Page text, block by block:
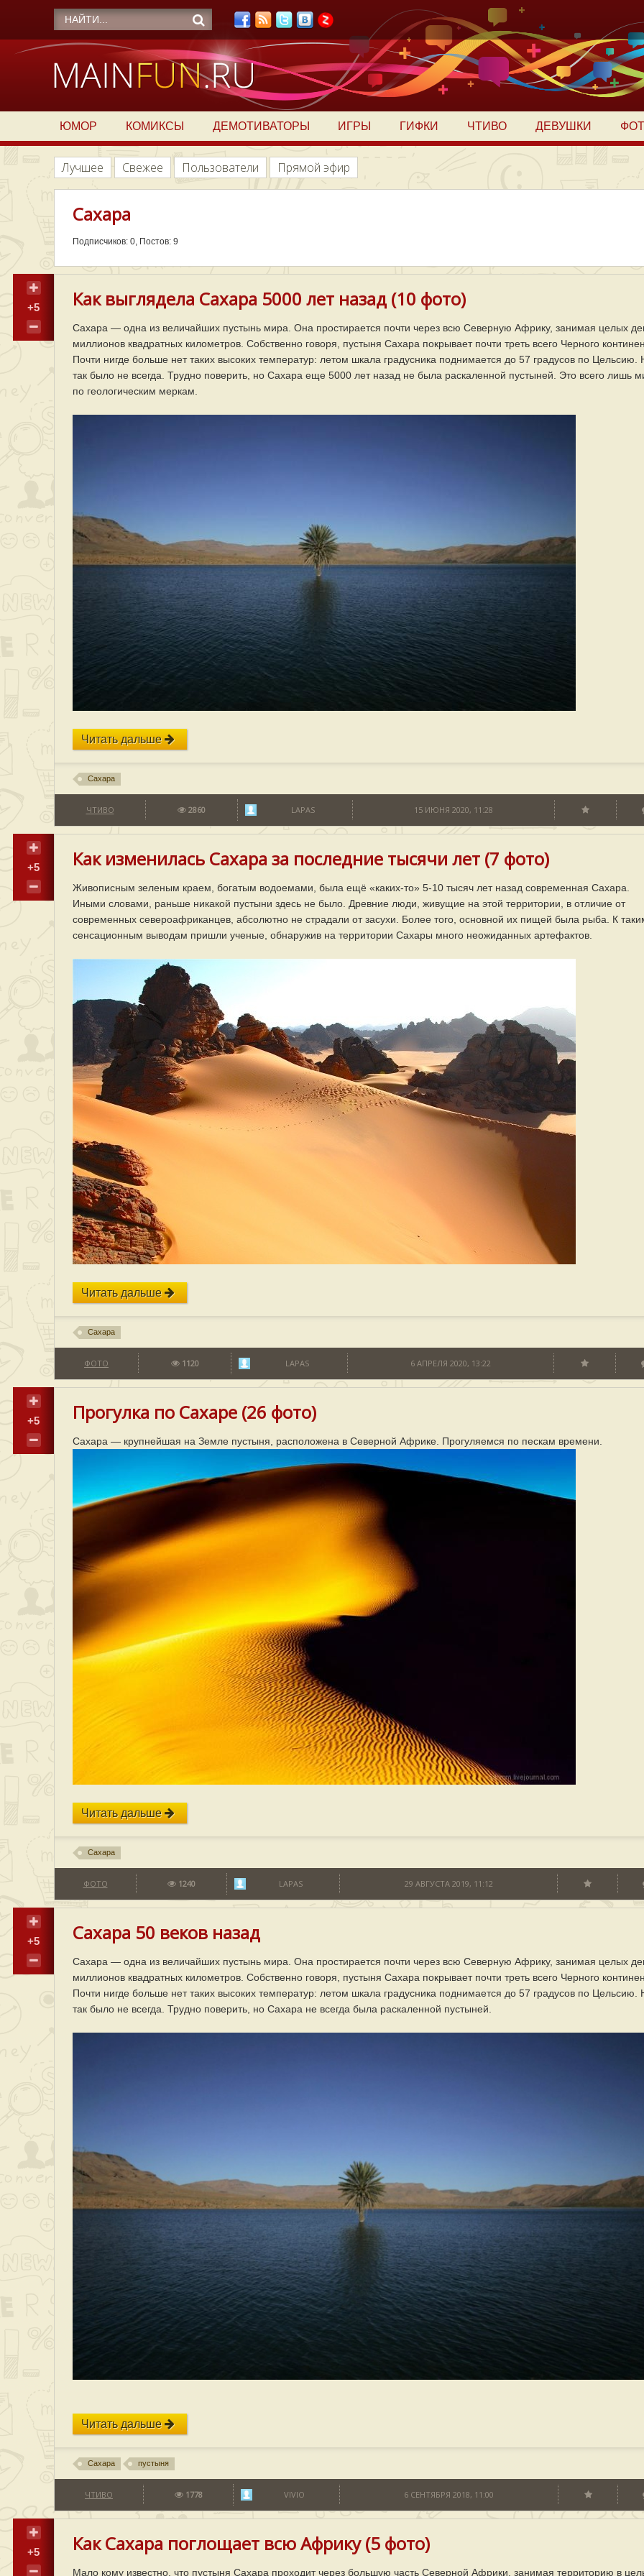
ЮМОР КОМИКСЫ ДЕМОТИВАТОРЫ ИГРЫ ГИФКИ ЧТИВО ДЕВУШКИ
Лучшее Свежее Пользователи Прямой эфир
Сахара
Подписчиков: 0, Постов: 9
+5 Как выглядела Сахара 5000 лет назад (10 фото)
Сахара — одна из величайших пустынь мира. Она простирается почти через всю Северную Африку, занимая целых
миллионов квадратных километров. Собственно говоря, пустыня Сахара покрывает почти треть всего Черного
Почти нигде больше нет таких высоких температур: летом шкала градусника поднимается до 57 градусов по Цельсию.
так было не всегда. Трудно поверить, но Сахара еще 5000 лет назад не была раскаленной пустыней. Это всего лишь
по геологическим меркам.
Читать дальше
Сахара
ЧТИВО 2860 LAPAS 15 ИЮНЯ 2020, 11:28
+5 Как изменилась Сахара за последние тысячи лет (7 фото)
Живописным зеленым краем, богатым водоемами, была ещё «каких-то» 5-10 тысяч лет назад cовременная Сахара.
Иными словами, раньше никакой пустыни здесь не было. Древние люди, живущие на этой территории, в отличие от
современных североафриканцев, абсолютно не страдали от засухи. Более того, основной их пищей была рыба. К
сенсационным выводам пришли ученые, обнаружив на территории Сахары много неожиданных артефактов.
Читать дальше
Сахара
ФОТО 1120 LAPAS 6 АПРЕЛЯ 2020, 13:22
+5 Прогулка по Сахаре (26 фото)
Сахара — крупнейшая на Земле пустыня, расположена в Северной Африке. Прогуляемся по пескам времени.
Читать дальше
Сахара
ФОТО 1240 LAPAS 29 АВГУСТА 2019, 11:12
+5 Сахара 50 веков назад
Сахара — одна из величайших пустынь мира. Она простирается почти через всю Северную Африку, занимая целых
миллионов квадратных километров. Собственно говоря, пустыня Сахара покрывает почти треть всего Черного
Почти нигде больше нет таких высоких температур: летом шкала градусника поднимается до 57 градусов по Цельсию.
так было не всегда. Трудно поверить, но Сахара не всегда была раскаленной пустыней.
Читать дальше
Сахара пустыня
ЧТИВО 1778 VIVIO 6 СЕНТЯБРЯ 2018, 11:00
+5 Как Сахара поглощает всю Африку (5 фото)
Мало кому известно, что пустыня Сахара проходит через большую часть Северной Африки, занимая территорию в